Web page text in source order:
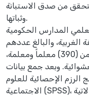
من صدق الاستبانة
وثباتها.
المدارس الحكومية
والبالغ عددهم
(10223). أما عينة الدراسة فقد تكونت من (390) معلماً ومعلمة،
وبعد جمع بيانات
الرزم الإحصائية للعلوم
الاجتماعية (SPSS)، توصلت الدراسة إلى النتائج الاتية: